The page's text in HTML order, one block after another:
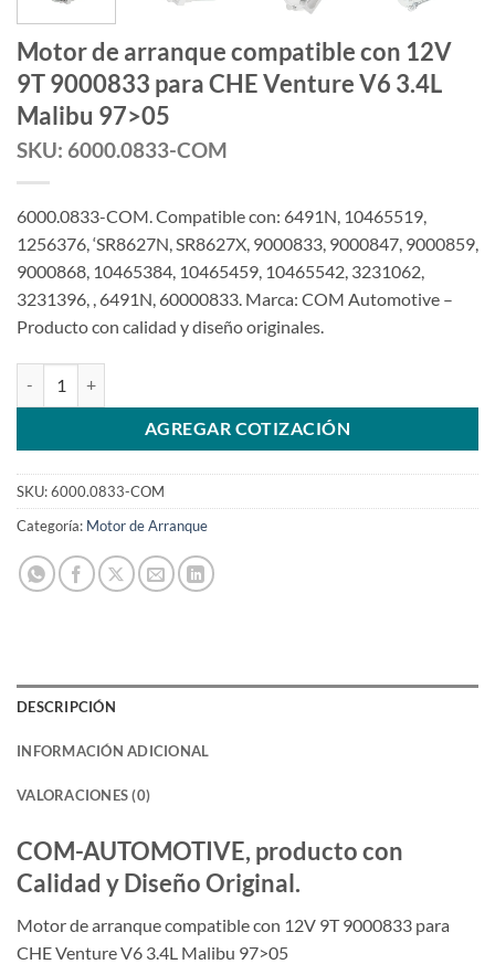
Motor de arranque compatible con 12V
9T 9000833 para CHE Venture V6 3.4L
Malibu 97>05
SKU: 6000.0833-COM
6000.0833-COM. Compatible con: 6491N, 10465519,
1256376, ‘SR8627N, SR8627X, 9000833, 9000847, 9000859,
9000868, 10465384, 10465459, 10465542, 3231062,
3231396, , 6491N, 60000833. Marca: COM Automotive –
Producto con calidad y diseño originales.
AGREGAR COTIZACIÓN
SKU:6000.0833-COM
Categoría: Motor de Arranque
DESCRIPCIÓN
INFORMACIÓN ADICIONAL
VALORACIONES (0)
COM-AUTOMOTIVE, producto con
Calidad y Diseño Original.
Motor de arranque compatible con 12V 9T 9000833 para
CHE Venture V6 3.4L Malibu 97>05